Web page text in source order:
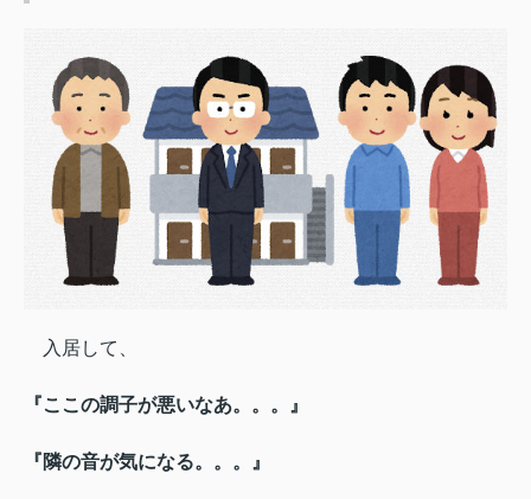
入居して、
『ここの調子が悪いなあ。。。』
『隣の音が気になる。。。』